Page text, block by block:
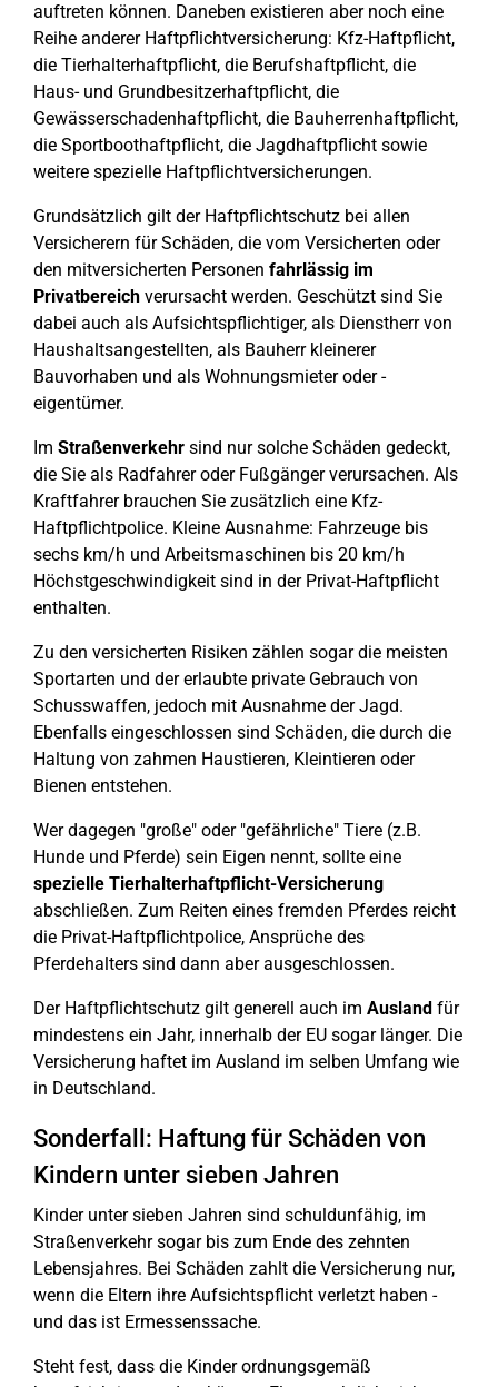
auftreten können. Daneben existieren aber noch eine
Reihe anderer Haftpflichtversicherung: Kfz-Haftpflicht,
die Tierhalterhaftpflicht, die Berufshaftpflicht, die
Haus- und Grundbesitzerhaftpflicht, die
Gewässerschadenhaftpflicht, die Bauherrenhaftpflicht,
die Sportboothaftpflicht, die Jagdhaftpflicht sowie
weitere spezielle Haftpflichtversicherungen.
Grundsätzlich gilt der Haftpflichtschutz bei allen
Versicherern für Schäden, die vom Versicherten oder
den mitversicherten Personen fahrlässig im
Privatbereich verursacht werden. Geschützt sind Sie
dabei auch als Aufsichtspflichtiger, als Dienstherr von
Haushaltsangestellten, als Bauherr kleinerer
Bauvorhaben und als Wohnungsmieter oder -
eigentümer.
Im Straßenverkehr sind nur solche Schäden gedeckt,
die Sie als Radfahrer oder Fußgänger verursachen. Als
Kraftfahrer brauchen Sie zusätzlich eine Kfz-
Haftpflichtpolice. Kleine Ausnahme: Fahrzeuge bis
sechs km/h und Arbeitsmaschinen bis 20 km/h
Höchstgeschwindigkeit sind in der Privat-Haftpflicht
enthalten.
Zu den versicherten Risiken zählen sogar die meisten
Sportarten und der erlaubte private Gebrauch von
Schusswaffen, jedoch mit Ausnahme der Jagd.
Ebenfalls eingeschlossen sind Schäden, die durch die
Haltung von zahmen Haustieren, Kleintieren oder
Bienen entstehen.
Wer dagegen "große" oder "gefährliche" Tiere (z.B.
Hunde und Pferde) sein Eigen nennt, sollte eine
spezielle Tierhalterhaftpflicht-Versicherung
abschließen. Zum Reiten eines fremden Pferdes reicht
die Privat-Haftpflichtpolice, Ansprüche des
Pferdehalters sind dann aber ausgeschlossen.
Der Haftpflichtschutz gilt generell auch im Ausland für
mindestens ein Jahr, innerhalb der EU sogar länger. Die
Versicherung haftet im Ausland im selben Umfang wie
in Deutschland.
Sonderfall: Haftung für Schäden von
Kindern unter sieben Jahren
Kinder unter sieben Jahren sind schuldunfähig, im
Straßenverkehr sogar bis zum Ende des zehnten
Lebensjahres. Bei Schäden zahlt die Versicherung nur,
wenn die Eltern ihre Aufsichtspflicht verletzt haben -
und das ist Ermessenssache.
Steht fest, dass die Kinder ordnungsgemäß